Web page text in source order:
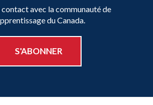
contact avec la communauté de
du Canada.
S'ABONNER